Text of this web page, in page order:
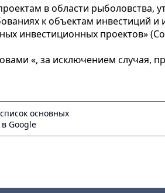
в области рыболовства,
к объектам инвестиций
инвестиционных проектов»
«, за исключением случая,
основных
Google